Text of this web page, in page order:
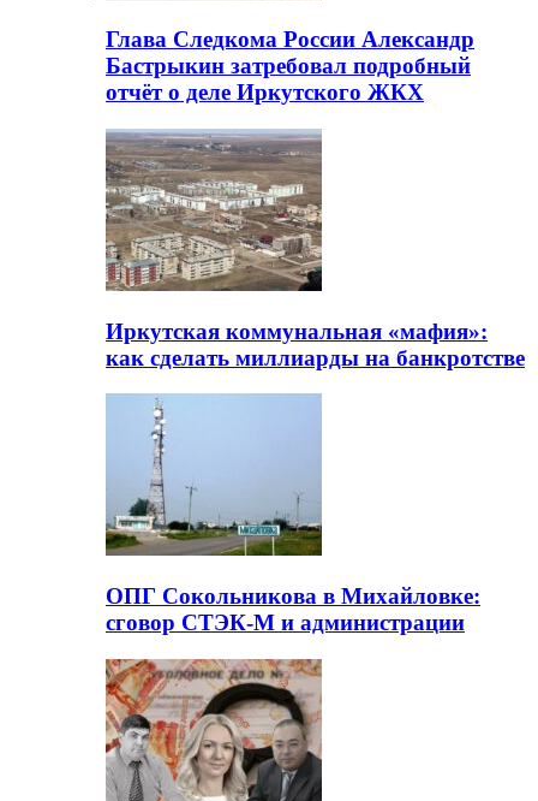
Глава Следкома России Александр
Бастрыкин затребовал подробный
отчёт о деле Иркутского ЖКХ
Иркутская коммунальная «мафия»:
как сделать миллиарды на банкротстве
ОПГ Сокольникова в Михайловке:
сговор СТЭК-М и администрации